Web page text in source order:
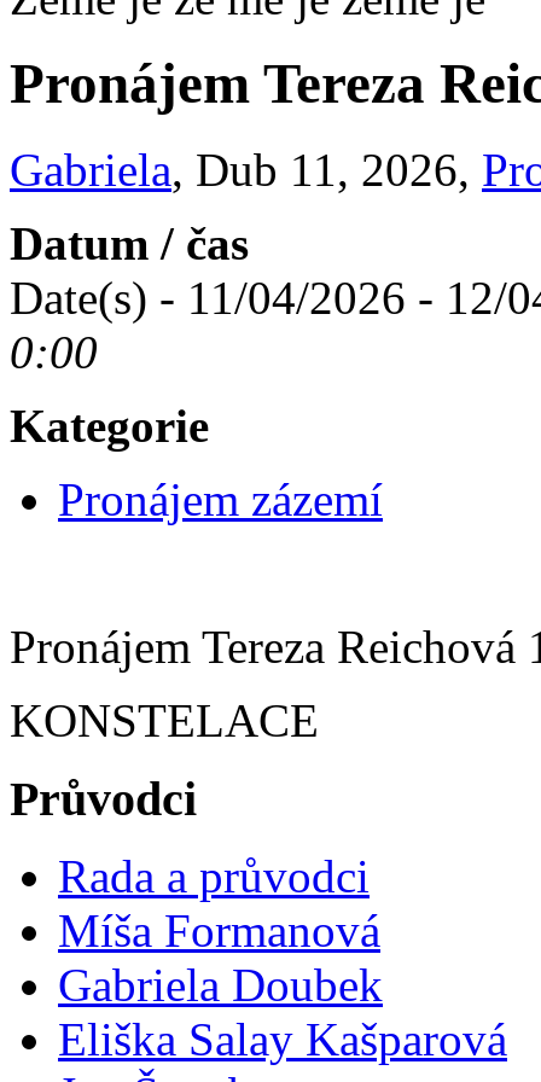
Pronájem Tereza
Gabriela, Dub 11, 2026,
Datum / čas
Date(s) - 11/04/2026 - 12/
0:00
Kategorie
Pronájem zázemí
Pronájem Tereza Reichová
KONSTELACE
Průvodci
Rada a průvodci
Míša Formanová
Gabriela Doubek
Eliška Salay Kašparová